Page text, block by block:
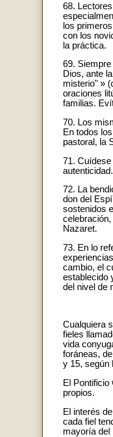
68.
los
con los
la práctica.
69.
Dios, ante
misterio" »
oraciones
familias.
70. Los
En todos
pastoral, la
71.
72. La
don del
sostenidos
Nazaret.
73. En lo
cambio, el
establecido
del nivel de
Cualquiera
fieles
vida
foráneas,
y 15, según
El Pontificio
propios.
El interés
cada fiel
mayoría del